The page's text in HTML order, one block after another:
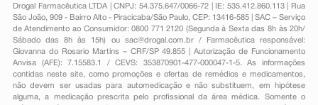
Drogal Farmacêutica LTDA | CNPJ: 54.375.647/0066-72 | IE: 535.412.860.113 | Rua
São João, 909 - Bairro Alto - Piracicaba/São Paulo, CEP: 13416-585 | SAC – Serviço
de Atendimento ao Consumidor: 0800 771 2120 (Segunda à Sexta das 8h às 20h/
Sábado das 8h às 15h) ou sac@drogal.com.br/ Farmacêutica responsável:
Giovanna do Rosario Martins – CRF/SP 49.855 | Autorização de Funcionamento
Anvisa (AFE): 7.15583.1 / CEVS: 353870901-477-000047-1-5. As informações
contidas neste site, como promoções e ofertas de remédios e medicamentos,
não devem ser usadas para automedicação e não substituem, em hipótese
alguma, a medicação prescrita pelo profissional da área médica. Somente o